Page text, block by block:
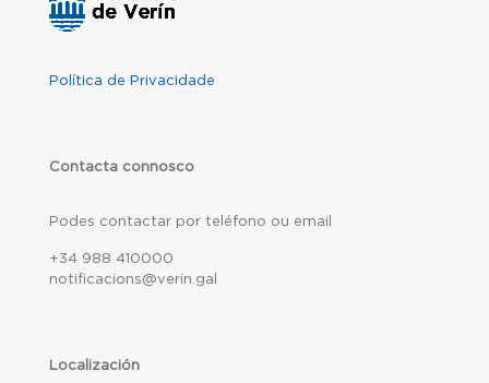
Política de Privacidade
Contacta connosco
Podes contactar por teléfono ou email
+34 988 410000
notificacions@verin.gal
Localización